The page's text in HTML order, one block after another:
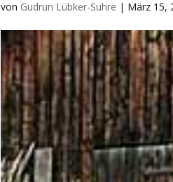
von Gudrun Lübker-Suhre | März 15,